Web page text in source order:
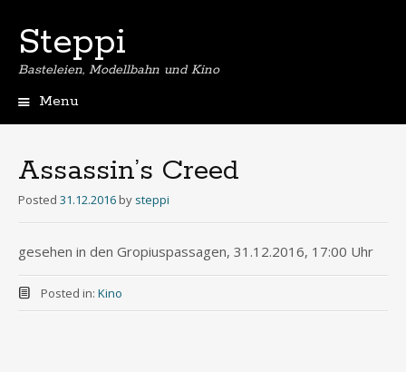
Steppi
Basteleien, Modellbahn und Kino
Menu
Assassin’s Creed
Posted 31.12.2016 by steppi
gesehen in den Gropiuspassagen, 31.12.2016, 17:00 Uhr
Posted in: Kino